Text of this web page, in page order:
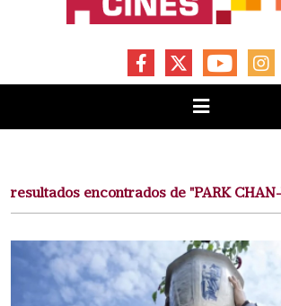
FACEBOOK
resultados encontrados de "PARK